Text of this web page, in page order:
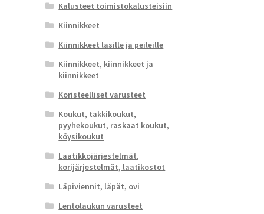
Kalusteet toimistokalusteisiin
Kiinnikkeet
Kiinnikkeet lasille ja peileille
Kiinnikkeet, kiinnikkeet ja
kiinnikkeet
Koristeelliset varusteet
Koukut, takkikoukut,
pyyhekoukut, raskaat koukut,
köysikoukut
Laatikkojärjestelmät,
korijärjestelmät, laatikostot
Läpiviennit, läpät, ovi
Lentolaukun varusteet